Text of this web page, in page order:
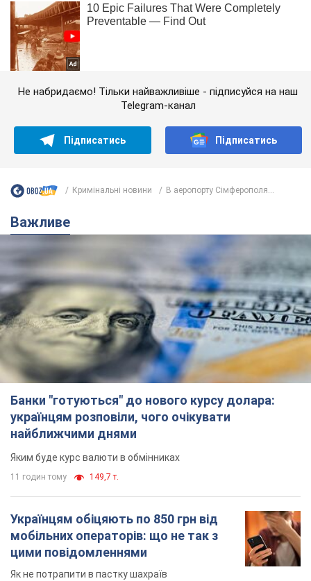
Не набридаємо! Тільки найважливіше - підписуйся на наш
Telegram-канал
Підписатись Підписатись
Кримінальні новини В аеропорту Сімферополя...
Важливе
Банки "готуються" до нового курсу долара:
українцям розповіли, чого очікувати
найближчими днями
Яким буде курс валюти в обмінниках
11 годин тому 149,7 т.
Українцям обіцяють по 850 грн від
мобільних операторів: що не так з
цими повідомленнями
Як не потрапити в пастку шахраїв